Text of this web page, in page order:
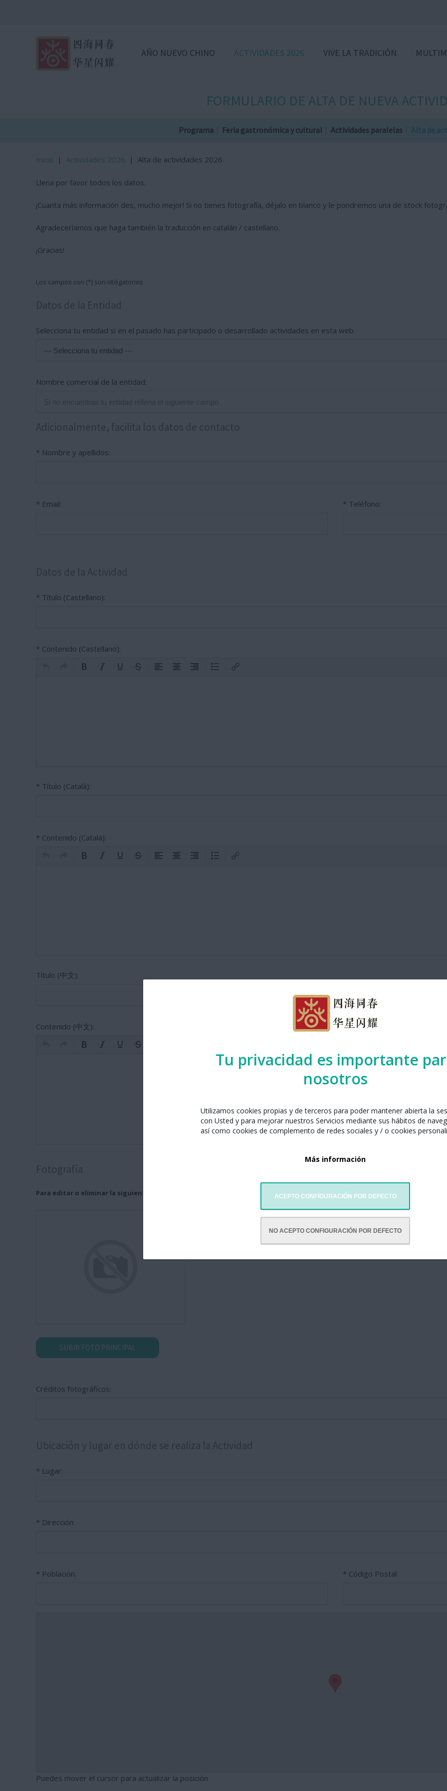
Tu privacidad es importante
nosotros
Utilizamos cookies propias y de terceros para poder mantener abierta la
con Usted y para mejorar nuestros Servicios mediante sus hábitos de
así como cookies de complemento de redes sociales y / o cookies
Más información
ACEPTO CONFIGURACIÓN POR DEFECTO
NO ACEPTO CONFIGURACIÓN POR DEFECTO
AÑO NUEVO CHINO ACTIVIDADES 2026 VIVE LA TRADICIÓN
FORMULARIO DE ALTA DE NUEVA
Programa Feria gastronómica y cultural Actividades paralelas Alta de
Inicio | Actividades 2026 | Alta de actividades 2026
Llena por favor todos los datos.
¡Cuanta más información des, mucho mejor! Si no tienes fotografía, déjalo en blanco y le pondremos una de stock
Agradeceríamos que haga también la traducción en catalán / castellano.
¡Gracias!
Los campos con (*) son obligatorios
Selecciona tu entidad si en el pasado has participado o desarrollado actividades en esta web.
Nombre comercial de la entidad:
* Nombre y apellidos:
* Email: * Teléfono:
* Título (Castellano):
* Contenido (Castellano):
* Título (Català):
* Contenido (Català):
Título (中文):
Contenido (中文):
Para editar o eliminar la siguiente imagen, por favor haz click o pulsa sobre ella.
SUBIR FOTO PRINCIPAL
Créditos fotográficos:
* Lugar:
* Dirección:
* Población: * Código Postal:
Puedes mover el cursor para actualizar la posición